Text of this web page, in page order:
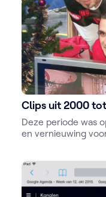
Clips uit 2000
Deze periode was
en vernieuwing
sport, TV 1 wordt
Life en MNM als